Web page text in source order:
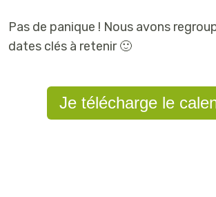
Pas de panique ! Nous avons
dates clés à retenir 🙂
Je télécharge le